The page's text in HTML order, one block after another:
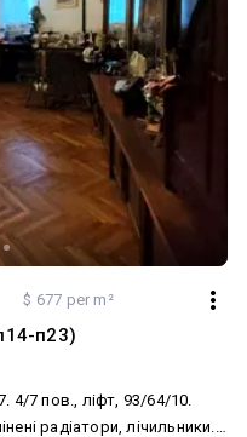
$ 677 per m²
п23)
4/7 пов., ліфт, 93/64/10.
радіатори, лічильники.